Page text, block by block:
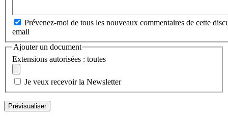
Prévenez-moi de tous les nouveaux commentaires de cette
email
Ajouter un document
Extensions autorisées : toutes
Je veux recevoir la Newsletter